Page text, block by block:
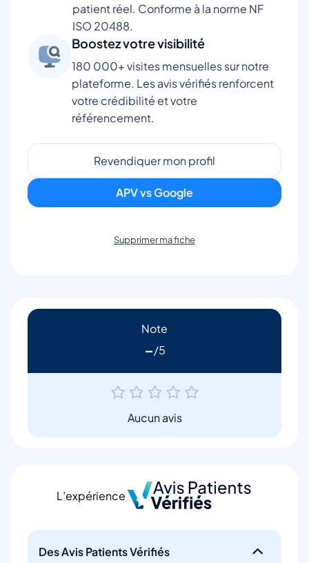
patient réel. Conforme à la norme NF
ISO 20488.
Boostez votre visibilité
180 000+ visites mensuelles sur notre
plateforme. Les avis vérifiés renforcent
votre crédibilité et votre
référencement.
Revendiquer mon profil
APV vs Google
Supprimer ma fiche
Note
-
Aucun avis
L’expérience
Des Avis Patients Vérifiés